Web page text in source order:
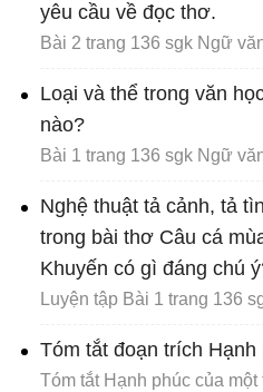
yêu cầu về đọc thơ.
Bài 2 trang 136 sgk Ngữ
Loại và thể trong văn
nào?
Bài 1 trang 136 sgk Ngữ
Nghệ thuật tả cảnh, tả
trong bài thơ Câu cá
Khuyến có gì đáng chú
Luyện tập Bài 1 trang 136
Tóm tắt đoạn trích
Tóm tắt Hạnh phúc của một